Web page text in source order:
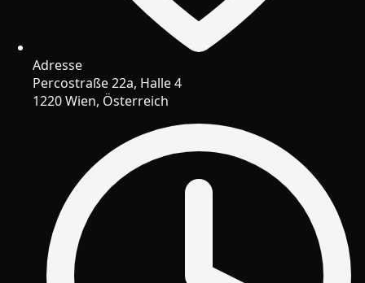
Adresse
Percostraße 22a, Halle 4
1220 Wien, Österreich